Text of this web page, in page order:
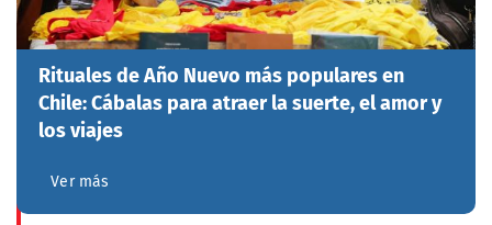
Rituales de Año Nuevo más populares en
Chile: Cábalas para atraer la suerte, el amor y
los viajes
Ver más